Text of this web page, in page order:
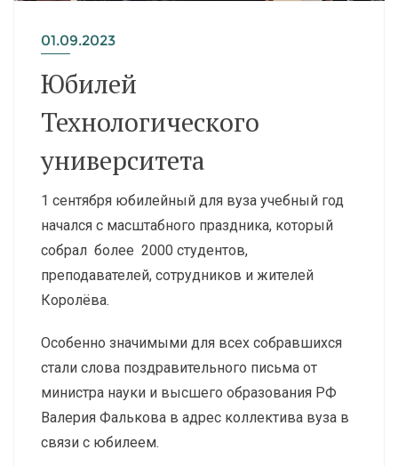
01.09.2023
Юбилей
Технологического
университета
1 сентября юбилейный для вуза учебный год
начался с масштабного праздника, который
собрал более 2000 студентов,
преподавателей, сотрудников и жителей
Королёва.
Особенно значимыми для всех собравшихся
стали слова поздравительного письма от
министра науки и высшего образования РФ
Валерия Фалькова в адрес коллектива вуза в
связи с юбилеем.